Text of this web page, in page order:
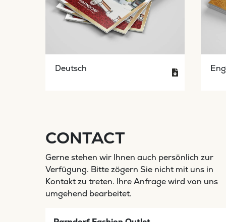
Deutsch
CONTACT
Gerne stehen wir Ihnen auch persönlich zur
Verfügung. Bitte zögern Sie nicht mit uns in
Kontakt zu treten. Ihre Anfrage wird von uns
umgehend bearbeitet.